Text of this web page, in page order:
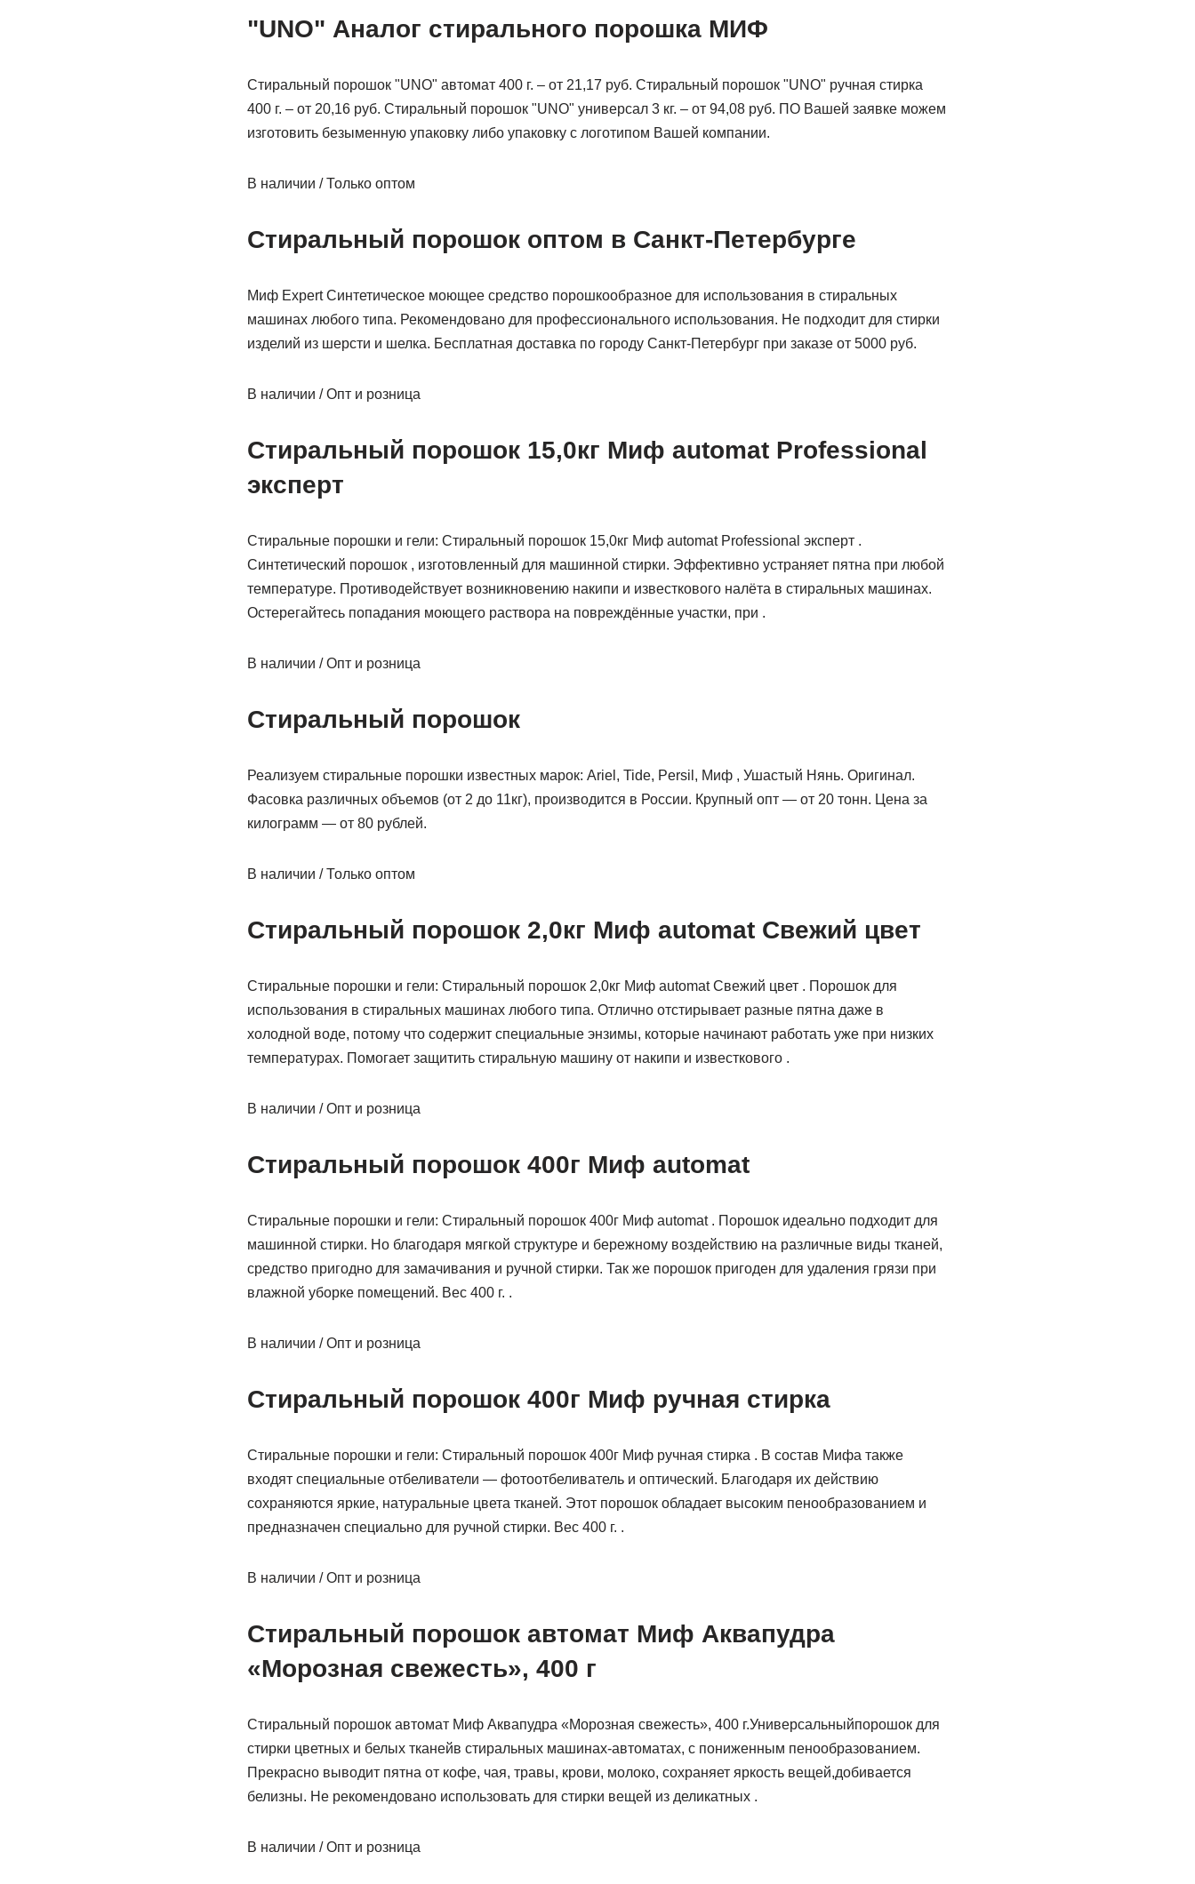
"UNO" Аналог стирального порошка МИФ
Стиральный порошок "UNO" автомат 400 г. – от 21,17 руб. Стиральный порошок "UNO" ручная стирка
400 г. – от 20,16 руб. Стиральный порошок "UNO" универсал 3 кг. – от 94,08 руб. ПО Вашей заявке можем
изготовить безыменную упаковку либо упаковку с логотипом Вашей компании.
В наличии / Только оптом
Стиральный порошок оптом в Санкт-Петербурге
Миф Expert Синтетическое моющее средство порошкообразное для использования в стиральных
машинах любого типа. Рекомендовано для профессионального использования. Не подходит для стирки
изделий из шерсти и шелка. Бесплатная доставка по городу Санкт-Петербург при заказе от 5000 руб.
В наличии / Опт и розница
Стиральный порошок 15,0кг Миф automat Professional
эксперт
Стиральные порошки и гели: Стиральный порошок 15,0кг Миф automat Professional эксперт .
Синтетический порошок , изготовленный для машинной стирки. Эффективно устраняет пятна при любой
температуре. Противодействует возникновению накипи и известкового налёта в стиральных машинах.
Остерегайтесь попадания моющего раствора на повреждённые участки, при .
В наличии / Опт и розница
Стиральный порошок
Реализуем стиральные порошки известных марок: Ariel, Tide, Persil, Миф , Ушастый Нянь. Оригинал.
Фасовка различных объемов (от 2 до 11кг), производится в России. Крупный опт — от 20 тонн. Цена за
килограмм — от 80 рублей.
В наличии / Только оптом
Стиральный порошок 2,0кг Миф automat Свежий цвет
Стиральные порошки и гели: Стиральный порошок 2,0кг Миф automat Свежий цвет . Порошок для
использования в стиральных машинах любого типа. Отлично отстирывает разные пятна даже в
холодной воде, потому что содержит специальные энзимы, которые начинают работать уже при низких
температурах. Помогает защитить стиральную машину от накипи и известкового .
В наличии / Опт и розница
Стиральный порошок 400г Миф automat
Стиральные порошки и гели: Стиральный порошок 400г Миф automat . Порошок идеально подходит для
машинной стирки. Но благодаря мягкой структуре и бережному воздействию на различные виды тканей,
средство пригодно для замачивания и ручной стирки. Так же порошок пригоден для удаления грязи при
влажной уборке помещений. Вес 400 г. .
В наличии / Опт и розница
Стиральный порошок 400г Миф ручная стирка
Стиральные порошки и гели: Стиральный порошок 400г Миф ручная стирка . В состав Мифа также
входят специальные отбеливатели — фотоотбеливатель и оптический. Благодаря их действию
сохраняются яркие, натуральные цвета тканей. Этот порошок обладает высоким пенообразованием и
предназначен специально для ручной стирки. Вес 400 г. .
В наличии / Опт и розница
Стиральный порошок автомат Миф Аквапудра
«Морозная свежесть», 400 г
Стиральный порошок автомат Миф Аквапудра «Морозная свежесть», 400 г.Универсальныйпорошок для
стирки цветных и белых тканейв стиральных машинах-автоматах, с пониженным пенообразованием.
Прекрасно выводит пятна от кофе, чая, травы, крови, молоко, сохраняет яркость вещей,добивается
белизны. Не рекомендовано использовать для стирки вещей из деликатных .
В наличии / Опт и розница